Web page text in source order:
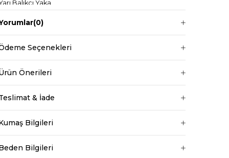
Balıkçı Yaka
ölçüleri ise;
Boy 1.68 cm
Bel Normal Bel
(0)
Seçenekleri
Önerileri
& İade
Bilgileri
Bilgileri